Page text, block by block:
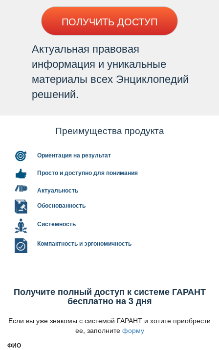
ПОЛУЧИТЬ ДОСТУП
Актуальная правовая
информация и уникальные
материалы всех Энциклопедий
решений.
Преимущества продукта
Ориентация на результат
Просто и доступно для понимания
Актуальность
Обоснованность
Системность
Компактность и эргономичность
Получите полный доступ к системе ГАРАНТ
есплатно на 3 дня
Если вы уже знакомы с системой ГАРАНТ и хотите приобрести
ее, заполните форму
ФИО